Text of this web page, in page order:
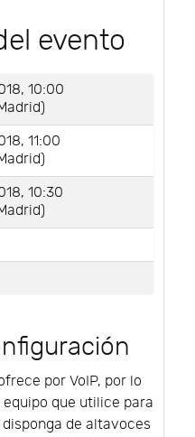
evento
10:00
11:00
10:30
por VoIP, por lo
que utilice para
de altavoces